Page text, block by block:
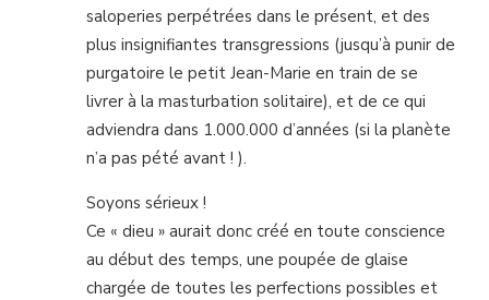
saloperies perpétrées dans le présent, et des
plus insignifiantes transgressions (jusqu’à punir de
purgatoire le petit Jean-Marie en train de se
livrer à la masturbation solitaire), et de ce qui
adviendra dans 1.000.000 d’années (si la planète
n’a pas pété avant ! ).
Soyons sérieux !
Ce « dieu » aurait donc créé en toute conscience
au début des temps, une poupée de glaise
chargée de toutes les perfections possibles et